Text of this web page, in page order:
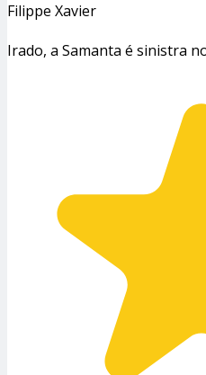
Filippe Xavier
Irado, a Samanta é sinistra